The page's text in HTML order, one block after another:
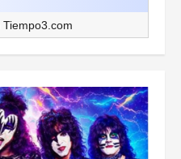
Tiempo3.com